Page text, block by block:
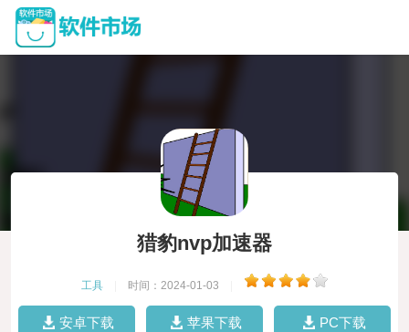
猎豹nvp加速器
工具 时间：2024-01-03
安卓下载 苹果下载 PC下载